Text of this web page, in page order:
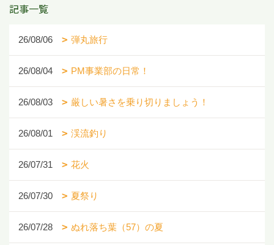
記事一覧
26/08/06 弾丸旅行
26/08/04 PM事業部の日常！
26/08/03 厳しい暑さを乗り切りましょう！
26/08/01 渓流釣り
26/07/31 花火
26/07/30 夏祭り
26/07/28 ぬれ落ち葉（57）の夏